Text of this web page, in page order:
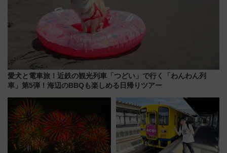
愛犬と電車旅！近鉄の観光列車「つどい」で行く「わんわん列
車」第5弾！海辺のBBQも楽しめる日帰りツアー